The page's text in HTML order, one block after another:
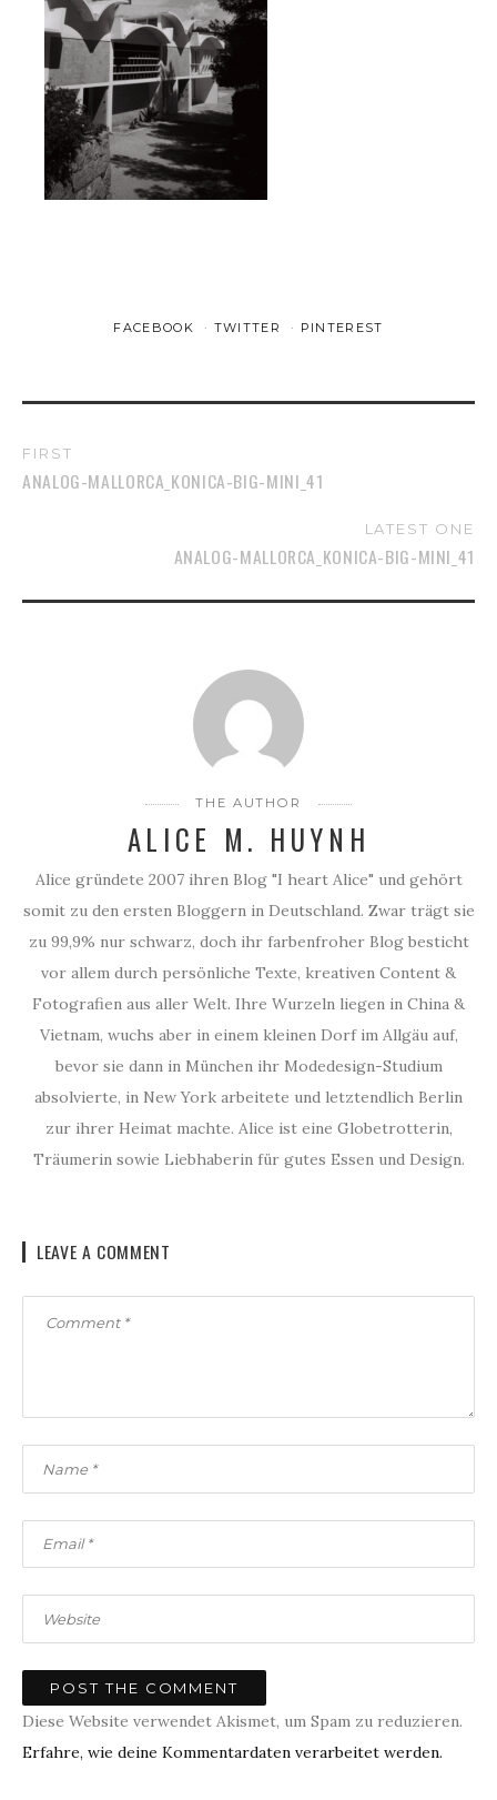
FACEBOOK TWITTER PINTEREST
FIRST
ANALOG-MALLORCA_KONICA-BIG-MINI_41
LATEST ONE
ANALOG-MALLORCA_KONICA-BIG-MINI_41
THE AUTHOR
ALICE M. HUYNH
Alice gründete 2007 ihren Blog "I heart Alice" und gehört
somit zu den ersten Bloggern in Deutschland. Zwar trägt sie
zu 99,9% nur schwarz, doch ihr farbenfroher Blog besticht
vor allem durch persönliche Texte, kreativen Content &
Fotografien aus aller Welt. Ihre Wurzeln liegen in China &
Vietnam, wuchs aber in einem kleinen Dorf im Allgäu auf,
bevor sie dann in München ihr Modedesign-Studium
absolvierte, in New York arbeitete und letztendlich Berlin
zur ihrer Heimat machte. Alice ist eine Globetrotterin,
Träumerin sowie Liebhaberin für gutes Essen und Design.
LEAVE A COMMENT
Diese Website verwendet Akismet, um Spam zu reduzieren.
Erfahre, wie deine Kommentardaten verarbeitet werden.